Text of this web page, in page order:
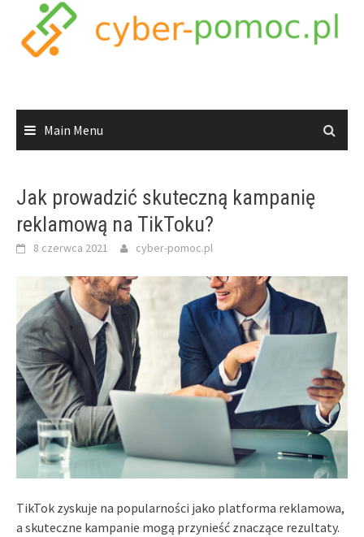
content
Main Menu
Jak prowadzić skuteczną kampanię
reklamową na TikToku?
8 czerwca 2021 cyber-pomoc.pl
TikTok zyskuje na popularności jako platforma reklamowa,
a skuteczne kampanie mogą przynieść znaczące rezultaty.